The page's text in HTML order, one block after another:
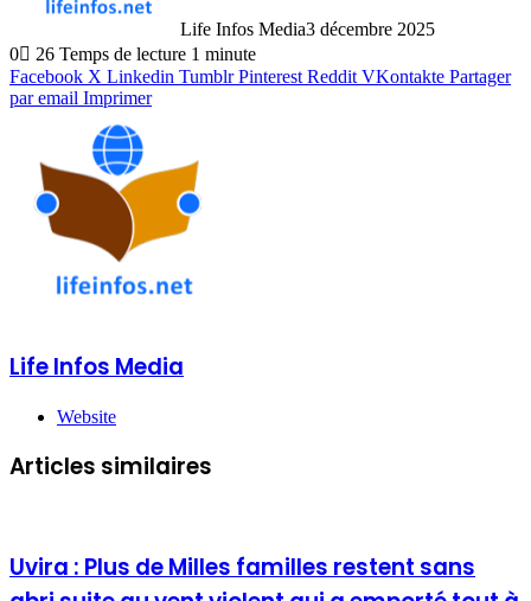
Life Infos Media3 décembre 2025
0
26 Temps de lecture 1 minute
Facebook X Linkedin Tumblr Pinterest Reddit VKontakte Partager
par email Imprimer
Life Infos Media
Website
Articles similaires
Uvira : Plus de Milles familles restent sans